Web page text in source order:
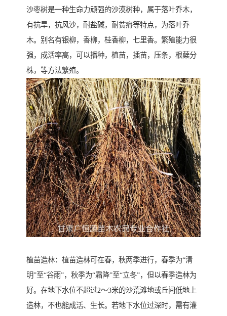
沙枣树是一种生命力顽强的沙漠树种，属于落叶乔木，
有抗旱，抗风沙，耐盐碱，耐贫瘠等特点，为落叶乔
木。别名有银柳，香柳，桂香柳，七里香。繁殖能力很
强，成活率高，可以播种，植苗，插苗，压条，根蘖分
株，等方法繁殖。
植苗造林：植苗造林可在春，秋两季进行，春季为“清
明”至“谷雨”，秋季为“霜降”至“立冬”，但以春季造林为
好。在地下水位不超过2～3米的沙荒滩地或丘间低地上
造林，不也能成活、生长。若地下水位过深时，需有灌